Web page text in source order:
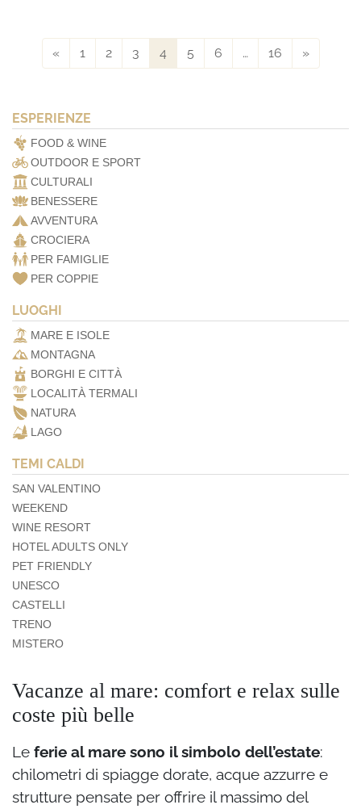
« 1 2 3 4 5 6 … 16 »
ESPERIENZE
FOOD & WINE
OUTDOOR E SPORT
CULTURALI
BENESSERE
AVVENTURA
CROCIERA
PER FAMIGLIE
PER COPPIE
LUOGHI
MARE E ISOLE
MONTAGNA
BORGHI E CITTÀ
LOCALITÀ TERMALI
NATURA
LAGO
TEMI CALDI
SAN VALENTINO
WEEKEND
WINE RESORT
HOTEL ADULTS ONLY
PET FRIENDLY
UNESCO
CASTELLI
TRENO
MISTERO
Vacanze al mare: comfort e relax sulle
coste più belle
Le ferie al mare sono il simbolo dell’estate:
chilometri di spiagge dorate, acque azzurre e
strutture pensate per offrire il massimo del